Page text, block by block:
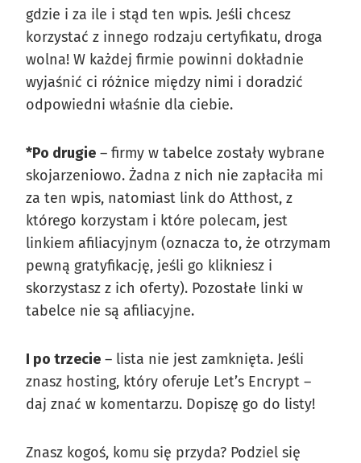
gdzie i za ile i stąd ten wpis. Jeśli chcesz
korzystać z innego rodzaju certyfikatu, droga
wolna! W każdej firmie powinni dokładnie
wyjaśnić ci różnice między nimi i doradzić
odpowiedni właśnie dla ciebie.
*Po drugie – firmy w tabelce zostały wybrane
skojarzeniowo. Żadna z nich nie zapłaciła mi
za ten wpis, natomiast link do Atthost, z
którego korzystam i które polecam, jest
linkiem afiliacyjnym (oznacza to, że otrzymam
pewną gratyfikację, jeśli go klikniesz i
skorzystasz z ich oferty). Pozostałe linki w
tabelce nie są afiliacyjne.
I po trzecie – lista nie jest zamknięta. Jeśli
znasz hosting, który oferuje Let’s Encrypt –
daj znać w komentarzu. Dopiszę go do listy!
Znasz kogoś, komu się przyda? Podziel się